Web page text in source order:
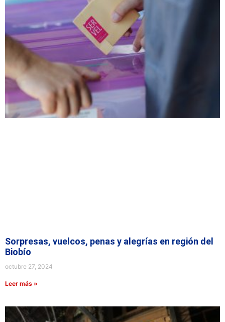
Sorpresas, vuelcos, penas y alegrías en región del
Biobío
octubre 27, 2024
Leer más »